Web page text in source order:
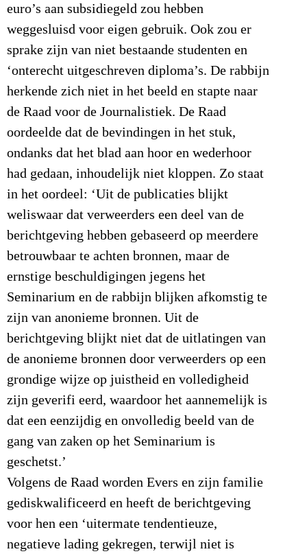
euro’s aan subsidiegeld zou hebben
weggesluisd voor eigen gebruik. Ook zou er
sprake zijn van niet bestaande studenten en
‘onterecht uitgeschreven diploma’s. De rabbijn
herkende zich niet in het beeld en stapte naar
de Raad voor de Journalistiek. De Raad
oordeelde dat de bevindingen in het stuk,
ondanks dat het blad aan hoor en wederhoor
had gedaan, inhoudelijk niet kloppen. Zo staat
in het oordeel: ‘Uit de publicaties blijkt
weliswaar dat verweerders een deel van de
berichtgeving hebben gebaseerd op meerdere
betrouwbaar te achten bronnen, maar de
ernstige beschuldigingen jegens het
Seminarium en de rabbijn blijken afkomstig te
zijn van anonieme bronnen. Uit de
berichtgeving blijkt niet dat de uitlatingen van
de anonieme bronnen door verweerders op een
grondige wijze op juistheid en volledigheid
zijn geverifi eerd, waardoor het aannemelijk is
dat een eenzijdig en onvolledig beeld van de
gang van zaken op het Seminarium is
geschetst.’
Volgens de Raad worden Evers en zijn familie
gediskwalificeerd en heeft de berichtgeving
voor hen een ‘uitermate tendentieuze,
negatieve lading gekregen, terwijl niet is